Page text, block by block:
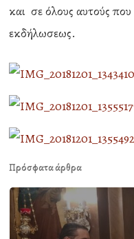
και σε όλους αυτούς που
εκδήλωσεως.
Πρόσφατα άρθρα